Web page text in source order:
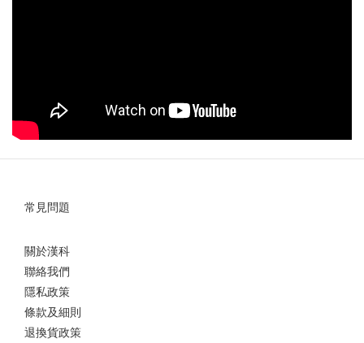
常見問題
關於漢科
聯絡我們
隱私政策
條款及細則
退換貨政策